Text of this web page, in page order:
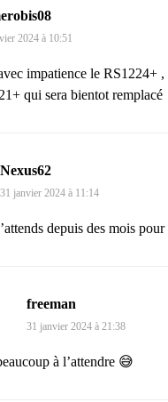
2024 à 10:51
impatience le RS1224+
qui sera bientot remplacé
Nexus62
31 janvier 2024 à 11:14
depuis des mois
freeman
31 janvier 2024 à 21:38
à l’attendre 😅